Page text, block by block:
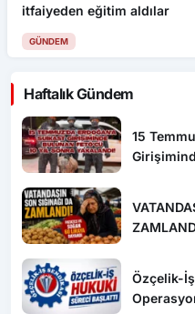
itfaiyeden eğitim aldılar
GÜNDEM
Haftalık Gündem
15
Özçelik-İş